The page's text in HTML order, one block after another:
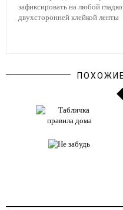
зафиксировать на любой
двухсторонней клейкой ленты